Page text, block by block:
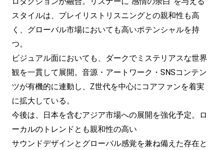
スタイルは、プレイリストリスニングとの親和性も高
く、グローバル市場においても高いポテンシャルを持
つ。
ビジュアル面においても、ダークでミステリアスな世界
観を一貫して展開。音源・アートワーク・SNSコンテン
ツが有機的に連動し、Z世代を中心にコアファンを着実
に拡大している。
今後は、日本を含むアジア市場への展開を強化予定。ロ
ーカルのトレンドとも親和性の高い
サウンドデザインとグローバル感覚を兼ね備えた存在と